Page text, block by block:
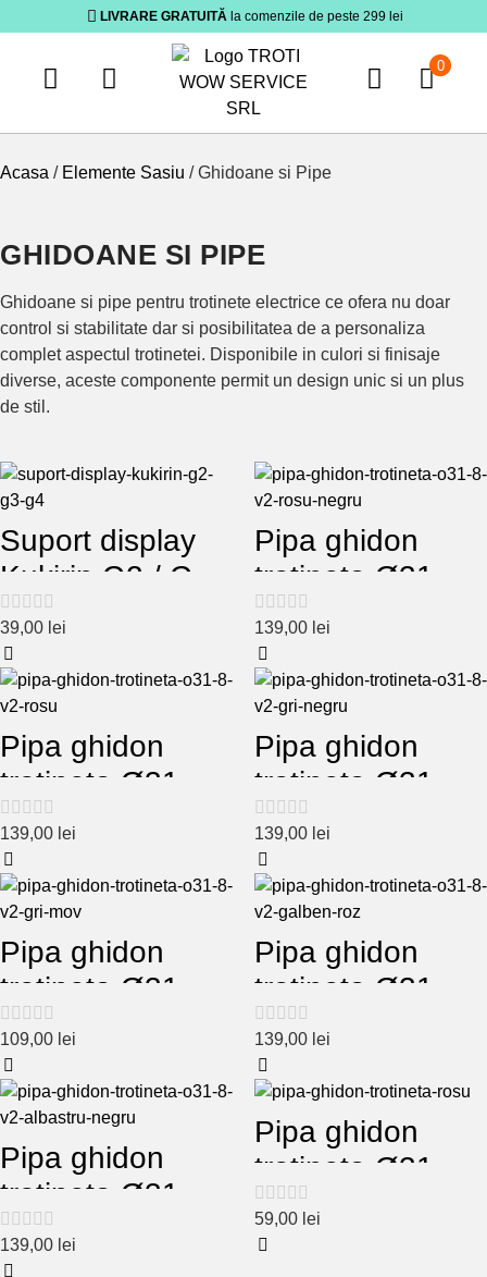
LIVRARE GRATUITĂ la comenzile de peste 299 lei
0
Acasa / Elemente Sasiu / Ghidoane si Pipe
GHIDOANE SI PIPE
Ghidoane si pipe pentru trotinete electrice ce ofera nu doar
control si stabilitate dar si posibilitatea de a personaliza
complet aspectul trotinetei. Disponibile in culori si finisaje
diverse, aceste componente permit un design unic si un plus
de stil.
Suport display
Kukirin G2 / G3 /
G4
39,00 lei
Pipa ghidon
trotineta Ø31.8
V2 rosu-negru
139,00 lei
Pipa ghidon
trotineta Ø31.8
V2 rosu
139,00 lei
Pipa ghidon
trotineta Ø31.8
V2 gri-negru
139,00 lei
Pipa ghidon
trotineta Ø31.8
V2 gri-mov
109,00 lei
Pipa ghidon
trotineta Ø31.8
V2 galben-roz
139,00 lei
Pipa ghidon
trotineta Ø31.8
V2 albastru-
negru
139,00 lei
Pipa ghidon
trotineta Ø31.8
rosu
59,00 lei